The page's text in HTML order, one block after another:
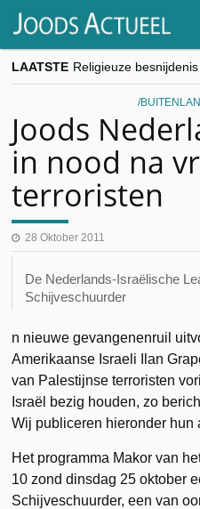
LAATSTE
Joods
in nood na
terroristen
28 Oktober 2011
De Nederlands-Israëlische
Schijveschuurder
n nieuwe gevangenenruil
Amerikaanse Israeli Ilan
van Palestijnse terroristen
Israël bezig houden, zo
Wij publiceren hieronder hun
Het programma Makor van
10 zond dinsdag 25 oktober
Schijveschuurder, een van